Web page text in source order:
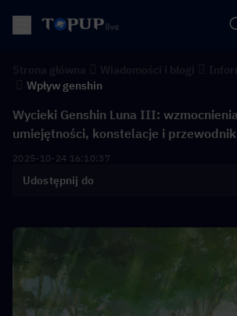
Wpływ genshin
Wycieki Genshin Luna III:
umiejętności, konstelacje i
2025-10-24 16:10:37
Udostępnij do